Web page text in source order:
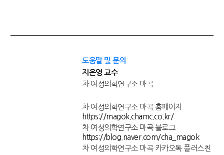
도움말 및 문의
지은영 교수
차 여성의학연구소 마곡
차 여성의학연구소 마곡 홈페이지
https://magok.chamc.co.kr/
차 여성의학연구소 마곡 블로그
https://blog.naver.com/cha_magok
차 여성의학연구소 마곡 카카오톡 플러스친